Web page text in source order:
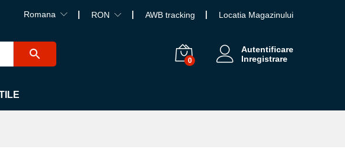
Romana RON AWB tracking Locatia Magazinului
0
Autentificare
Inregistrare